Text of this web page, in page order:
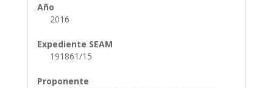
Año
2016
Expediente SEAM
191861/15
Proponente